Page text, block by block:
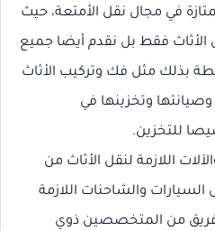
في مجال نقل الأمتعة، حيث
الأثاث فقط بل نقدم أيضا جميع
بذلك مثل فك وتركيب الأثاث
وتخزينها في
للتخزين.
اللازمة لنقل الأثاث من
السيارات والشاحنات اللازمة
فريق من المتخصصين ذوي